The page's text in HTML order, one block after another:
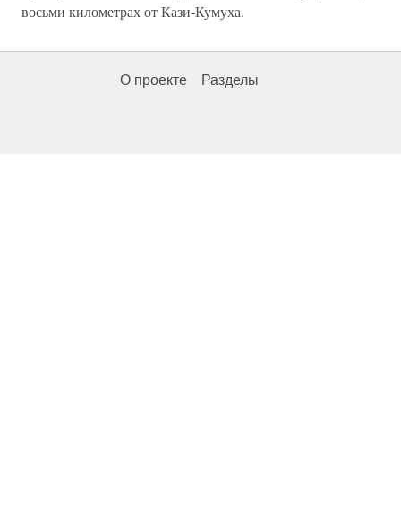
восьми километрах от Кази-Кумуха.
О проекте Разделы